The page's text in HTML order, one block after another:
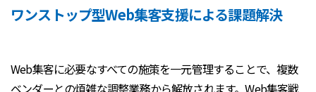
ワンストップ型Web集客支援による課題解決
Web集客に必要なすべての施策を一元管理することで、複数
ベンダーとの煩雑な調整業務から解放されます。Web集客戦